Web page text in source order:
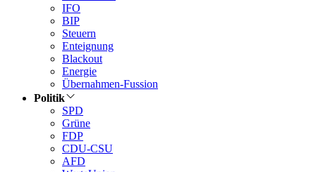
IFO
BIP
Steuern
Enteignung
Blackout
Energie
Übernahmen-Fussion
Politik
SPD
Grüne
FDP
CDU-CSU
AFD